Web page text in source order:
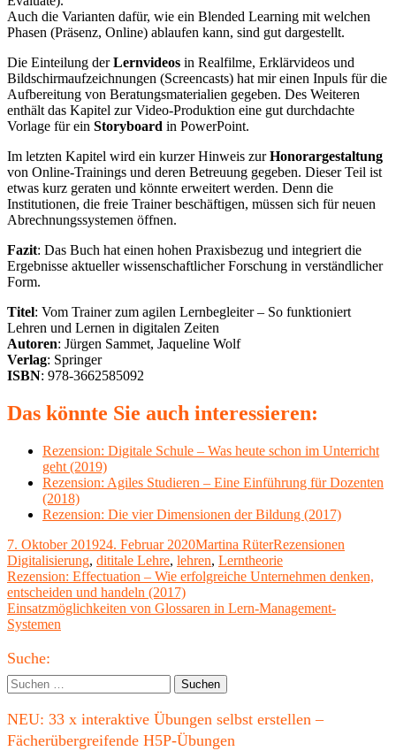
Auch die Varianten dafür, wie ein Blended Learning mit welchen
Phasen (Präsenz, Online) ablaufen kann, sind gut dargestellt.
Die Einteilung derLernvideos in Realfilme, Erklärvideos und
Bildschirmaufzeichnungen (Screencasts) hat mir einen Inpuls für die
Aufbereitung von Beratungsmaterialien gegeben. Des Weiteren
enthält das Kapitel zur Video-Produktion eine gut durchdachte
Vorlage für ein Storyboard in PowerPoint.
Im letzten Kapitel wird ein kurzer Hinweis zurHonorargestaltung
von Online-Trainings und deren Betreuung gegeben. Dieser Teil ist
etwas kurz geraten und könnte erweitert werden. Denn die
Institutionen, die freie Trainer beschäftigen, müssen sich für neuen
Abrechnungssystemen öffnen.
Fazit: Das Buch hat einen hohen Praxisbezug und integriert die
Ergebnisse aktueller wissenschaftlicher Forschung in verständlicher
Form.
Titel: Vom Trainer zum agilen Lernbegleiter – So funktioniert
Lehren und Lernen in digitalen Zeiten
Autoren: Jürgen Sammet, Jaqueline Wolf
Verlag: Springer
ISBN: 978-3662585092
Das könnte Sie auch interessieren:
Rezension: Digitale Schule – Was heute schon im Unterricht
geht (2019)
Rezension: Agiles Studieren – Eine Einführung für Dozenten
(2018)
Rezension: Die vier Dimensionen der Bildung (2017)
Veröffentlicht
am
7. Oktober 201924. Februar 2020Autor
Martina RüterKategorien
Rezensionen
Digitalisierung, dititale Lehre, lehren, Lerntheorie
Beitragsnavigation
Vorheriger
Beitrag:
Rezension: Effectuation – Wie erfolgreiche Unternehmen denken,
entscheiden und handeln (2017)
Nächster
Beitrag
Einsatzmöglichkeiten von Glossaren in Lern-Management-
Systemen
Haupt-
Seitenleiste
Suche:
Suchen
nach:
NEU: 33 x interaktive Übungen selbst erstellen –
Fächerübergreifende H5P-Übungen